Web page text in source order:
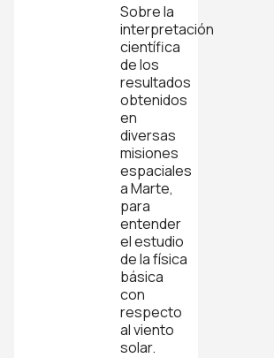
Sobre la
interpretación
científica
de los
resultados
obtenidos
en
diversas
misiones
espaciales
a Marte,
para
entender
el estudio
de la física
básica
con
respecto
al viento
solar.